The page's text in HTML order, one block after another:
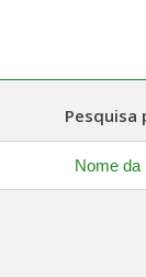
Pesquisa